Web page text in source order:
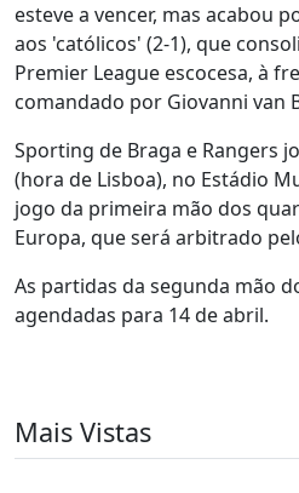
esteve a vencer, mas acabou
aos 'católicos' (2-1), que
Premier League escocesa, à
comandado por Giovanni van
Sporting de Braga e Rangers
(hora de Lisboa), no Estádio
jogo da primeira mão dos
Europa, que será arbitrado
As partidas da segunda mão
agendadas para 14 de abril.
Mais Vistas